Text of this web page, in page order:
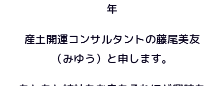
年
産土開運コンサルタントの藤尾美友
（みゆう）と申します。